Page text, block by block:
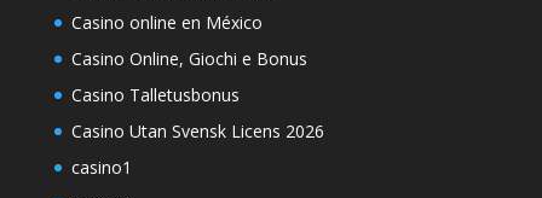
Casino online en México
Casino Online, Giochi e Bonus
Casino Talletusbonus
Casino Utan Svensk Licens 2026
casino1